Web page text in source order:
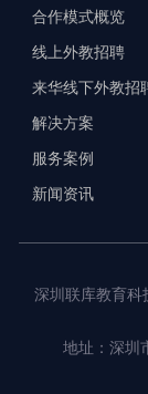
合作模式概览
线上外教招聘
来华线下外教招
解决方案
服务案例
新闻资讯
深圳联库教育
地址：深圳